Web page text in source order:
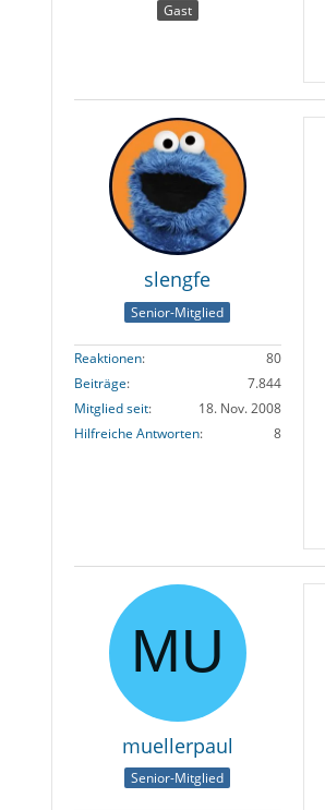
Gast
slengfe
Senior-Mitglied
Reaktionen
80
Beiträge
7.844
Mitglied seit
18. Nov. 2008
Hilfreiche Antworten
8
muellerpaul
Senior-Mitglied